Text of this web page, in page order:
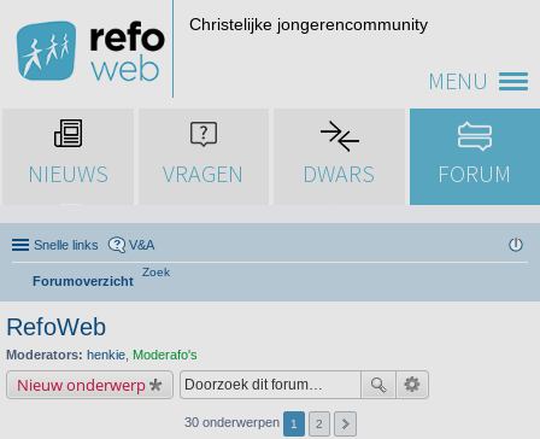
MENU
Christelijke jongerencommunity
NIEUWS VRAGEN DWARS FORUM
Snelle links V&A
Forumoverzicht
Zoek
RefoWeb
Moderators: henkie Moderafo's
Nieuw onderwerp
30 onderwerpen 1 2